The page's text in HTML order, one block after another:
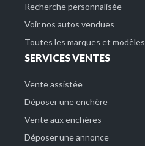
Recherche personnalisée
Voir nos autos vendues
Toutes les marques et modèles
SERVICES VENTES
Vente assistée
Déposer une enchère
Vente aux enchères
Déposer une annonce